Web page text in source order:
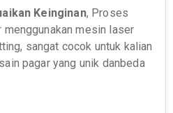
Keinginan, Proses
mesin laser
sangat cocok untuk kalian
pagar yang unik danbeda